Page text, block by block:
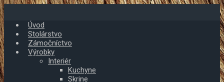
Skip
to
main
content
Úvod
Stolárstvo
Zámočníctvo
Výrobky
Interiér
Kuchyne
Skrine